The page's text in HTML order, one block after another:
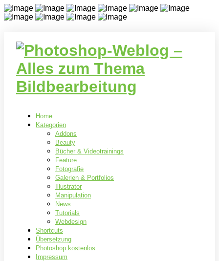
Home
Kategorien
Addons
Beauty
Bücher & Videotrainings
Feature
Fotografie
Galerien & Portfolios
Illustrator
Manipulation
News
Tutorials
Webdesign
Shortcuts
Übersetzung
Photoshop kostenlos
Impressum